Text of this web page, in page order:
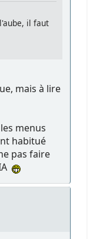
il faut
mais à lire
menus
habitué
pas faire
IA